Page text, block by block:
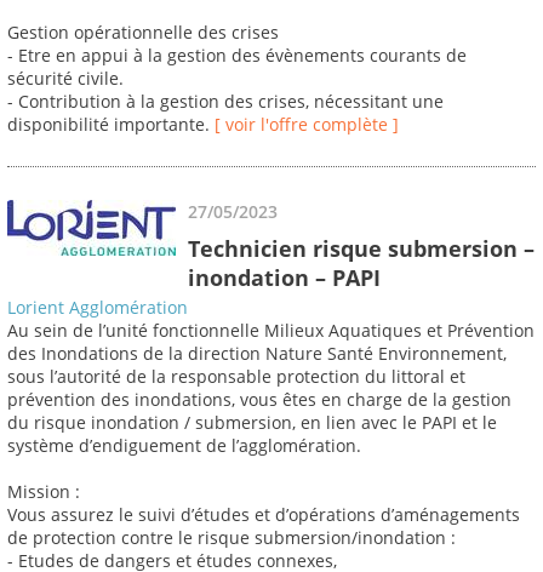
Gestion opérationnelle des crises
- Etre en appui à la gestion des évènements courants de
sécurité civile.
- Contribution à la gestion des crises, nécessitant une
disponibilité importante. [ voir l'offre complète ]
27/05/2023
Technicien risque submersion –
inondation – PAPI
Lorient Agglomération
Au sein de l’unité fonctionnelle Milieux Aquatiques et Prévention
des Inondations de la direction Nature Santé Environnement,
sous l’autorité de la responsable protection du littoral et
prévention des inondations, vous êtes en charge de la gestion
du risque inondation / submersion, en lien avec le PAPI et le
système d’endiguement de l’agglomération.
Mission :
Vous assurez le suivi d’études et d’opérations d’aménagements
de protection contre le risque submersion/inondation :
- Etudes de dangers et études connexes,